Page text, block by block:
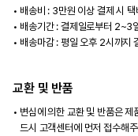
배송비 : 3만원 이상 결제 시
배송기간 : 결제일로부터 2~3
배송마감 : 평일 오후 2시까지
교환 및 반품
변심에 의한 교환 및 반품은
드시 고객센터에 먼저 접수해